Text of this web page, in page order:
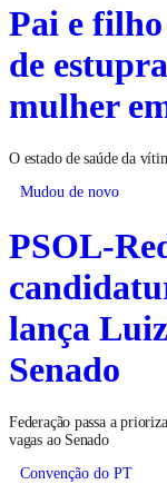
Pai e filho
de
mulher
O estado de saúde da
Mudou de novo
PSOL-
lança
Senado
Federação passa a
vagas ao Senado
Convenção do PT